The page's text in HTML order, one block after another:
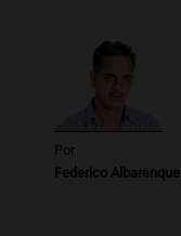
Por
Federico Albarenque